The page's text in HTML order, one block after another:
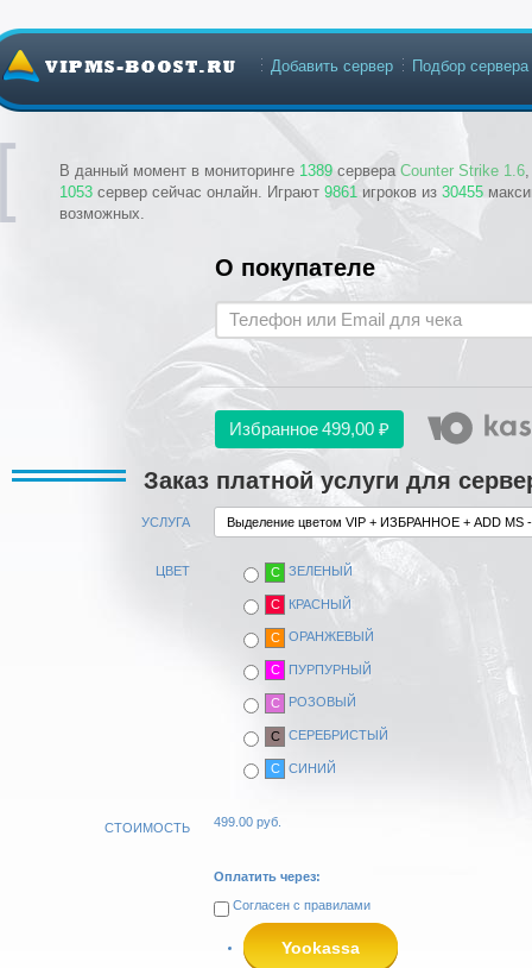
В данный момент в мониторинге 1389 сервера Counter Strike 1.6
1053 сервер сейчас онлайн. Играют 9861 игроков из 30455
возможных.
Добавить сервер Подбор сервера
О покупателе
Избранное499,00 ₽
Заказ платной услуги для
УСЛУГА
ЦВЕТ C ЗЕЛЕНЫЙ
C КРАСНЫЙ
C ОРАНЖЕВЫЙ
C ПУРПУРНЫЙ
C РОЗОВЫЙ
C СЕРЕБРИСТЫЙ
C СИНИЙ
СТОИМОСТЬ 499.00 руб.
Оплатить через:
Согласен с правилами
Yookassa